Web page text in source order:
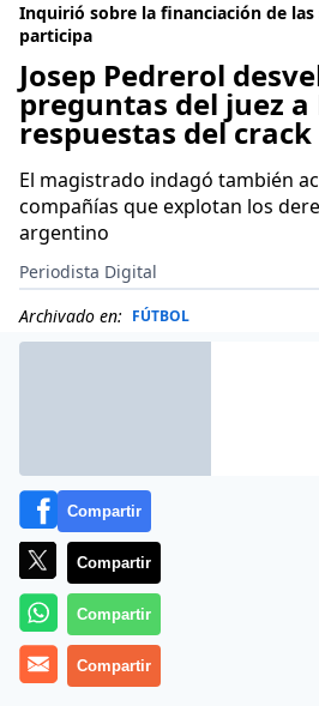
Inquirió sobre la financiación de las
participa
Josep Pedrerol
preguntas del juez a
respuestas del crack
El magistrado indagó también
compañías que explotan los
argentino
Periodista Digital
Archivado en: FÚTBOL
Compartir
Compartir
Compartir
Compartir